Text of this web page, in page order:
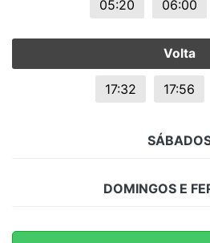
05:20 06:00
Volta
17:32 17:56
DOMINGOS E